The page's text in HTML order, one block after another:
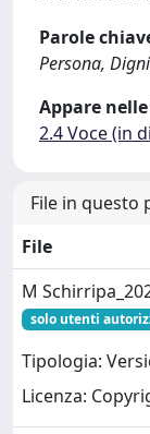
Parole
Persona,
Appare
2.4 Voce (in
File in questo
File
M
solo utenti
Tipologia:
Licenza: